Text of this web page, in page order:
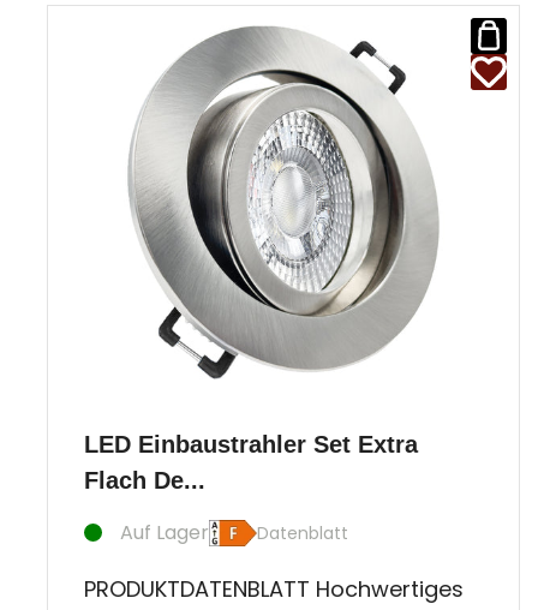
LED Einbaustrahler Set Extra
Flach De...
Auf Lager Datenblatt
PRODUKTDATENBLATT Hochwertiges